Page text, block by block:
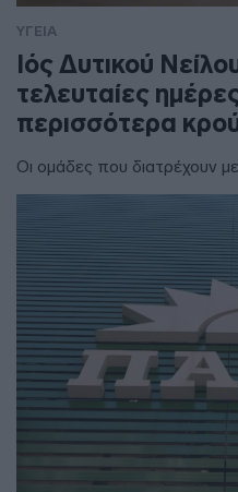
ΥΓΕΙΑ
Ιός Δυτικού
τελευταίες
περισσότερα
Οι ομάδες που διατρέχουν